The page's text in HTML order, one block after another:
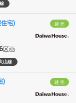
建 売
宅)
6区画
山線
建 売
)